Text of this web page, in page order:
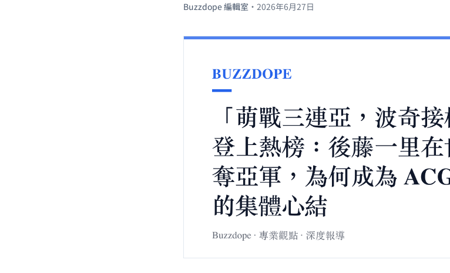
Buzzdope 編輯室 · 2026年6月27日